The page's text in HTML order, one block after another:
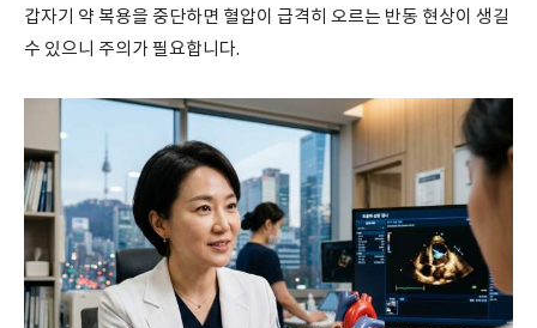
갑자기 약 복용을 중단하면 혈압이 급격히 오르는 반동 현상이 생길
수 있으니 주의가 필요합니다.